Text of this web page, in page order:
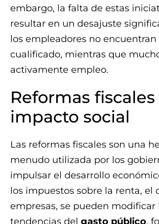
embargo, la falta de estas
resultar en un desajuste
los empleadores no
cualificado, mientras que
activamente empleo.
Reformas fiscales
impacto social
Las reformas fiscales son una
menudo utilizada por los
impulsar el desarrollo
los impuestos sobre la renta, el
empresas, se pueden modificar
tendencias del gasto público,